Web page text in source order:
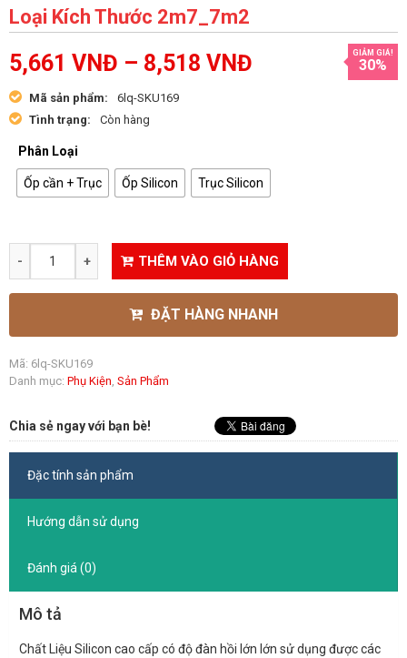
Loại Kích Thước 2m7_7m2
5,661 VNĐ – 8,518 VNĐ GIẢM GIÁ!
30%
Mã sản phẩm:
6lq-SKU169
Tình trạng:
Còn hàng
Phân Loại
Ốp cần + Trục Ốp Silicon Trục Silicon
THÊM VÀO GIỎ HÀNG
ĐẶT HÀNG NHANH
Mã: 6lq-SKU169
Danh mục: Phụ Kiện, Sản Phẩm
Chia sẻ ngay với bạn bè!
Đặc tính sản phẩm
Hướng dẫn sử dụng
Đánh giá (0)
Mô tả
Chất Liệu Silicon cao cấp có độ đàn hồi lớn lớn sử dụng được các